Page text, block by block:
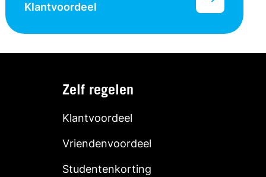
Klantvoordeel
Zelf regelen
Klantvoordeel
Vriendenvoordeel
Studentenkorting